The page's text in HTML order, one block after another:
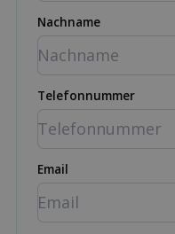
Nachname
Telefonnummer
Email